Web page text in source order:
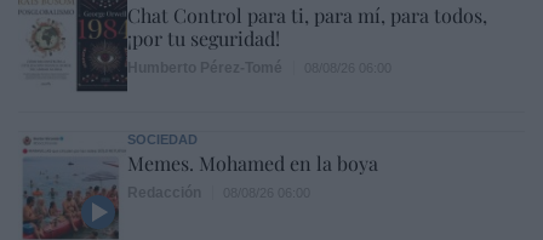
Chat Control para ti, para mí, para todos,
¡por tu seguridad!
SOCIEDAD
Memes. Mohamed en la boya